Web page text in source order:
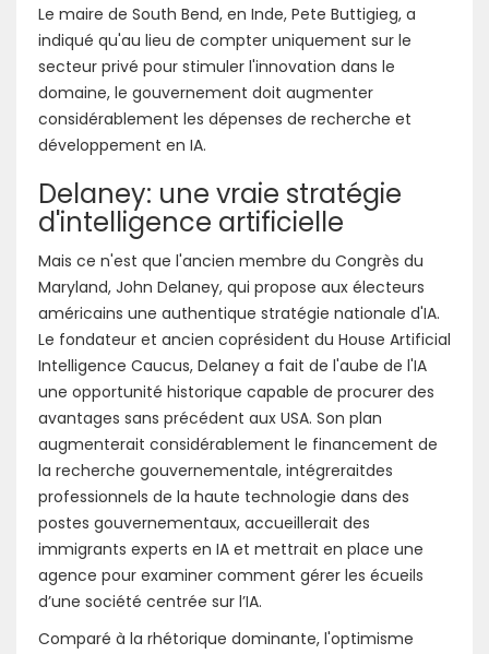
Le maire de South Bend, en Inde, Pete Buttigieg, a
indiqué qu'au lieu de compter uniquement sur le
secteur privé pour stimuler l'innovation dans le
domaine, le gouvernement doit augmenter
considérablement les dépenses de recherche et
développement en IA.
Delaney: une vraie stratégie
d'intelligence artificielle
Mais ce n'est que l'ancien membre du Congrès du
Maryland, John Delaney, qui propose aux électeurs
américains une authentique stratégie nationale d'IA.
Le fondateur et ancien coprésident du House Artificial
Intelligence Caucus, Delaney a fait de l'aube de l'IA
une opportunité historique capable de procurer des
avantages sans précédent aux USA. Son plan
augmenterait considérablement le financement de
la recherche gouvernementale, intégreraitdes
professionnels de la haute technologie dans des
postes gouvernementaux, accueillerait des
immigrants experts en IA et mettrait en place une
agence pour examiner comment gérer les écueils
d’une société centrée sur l’IA.
Comparé à la rhétorique dominante, l'optimisme